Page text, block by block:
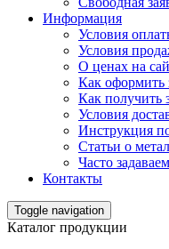
Информация
Условия
Условия
О ценах на
Как оформить
Как получить
Условия
Инструкция
Статьи о
Часто
Контакты
Toggle navigation
Каталог продукции